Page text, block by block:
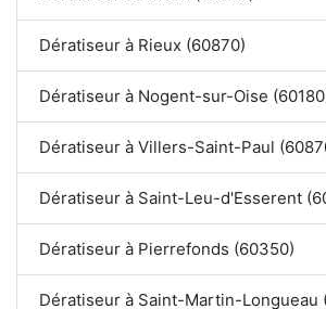
Dératiseur à Rieux (60870)
Dératiseur à Nogent-sur-Oise
Dératiseur à Villers-Saint-Paul
Dératiseur à Saint-Leu-d'Esserent
Dératiseur à Pierrefonds (60350)
Dératiseur à Saint-Martin-Longueau